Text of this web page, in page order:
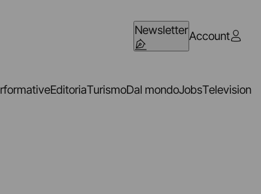
NewsletterAccount
EditoriaTurismoDal mondoJobsTelevision